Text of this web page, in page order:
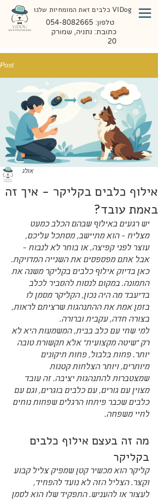
כתובת: נתניה, שמורק
20
טלפון: 054-8082665
VIDog כלבים זאת המומחיות שלנו
Post
אילוף כלבים בקליקר - איך זה
באמת עובד?
אולג
יש רגעים באילוף שבהם הכלב כמעט
מצליח - הוא מתיישב, מסתכל עליכם,
עוצר לפני קפיצה, או בוחר לא לנבוח -
אבל אתם מפספסים את השנייה המדויקת.
כאן בדיוק אילוף כלבים בקליקר משנה את
התמונה. במקום לנסות להסביר לכלב
בדיעבד מה היה נכון, הקליקר מסמן לו
בזמן אמת את ההתנהגות שרציתם לראות,
בצורה חדה, עקבית וברורה.
למי שחי עם כלב בבית, המשמעות היא לא
רק "שיטה מקצועית" אלא תקשורת טובה
יותר. פחות בלבול, פחות תיקונים
מיותרים, ויותר הצלחות קטנות
שמצטברות להתנהגות יציבה. זה עובד
מצוין עם גורים, עם כלבים בוגרים, וגם עם
כלבים שכבר פיתחו הרגלים שפחות נוחים
לחיי משפחה.
מה זה בעצם אילוף כלבים
בקליקר
קליקר הוא מכשיר קטן שמפיק צליל קבוע
וקצר. הצליל הזה לא נועד להפחיד,
לעצור או להעניש. התפקיד שלו הוא לסמן